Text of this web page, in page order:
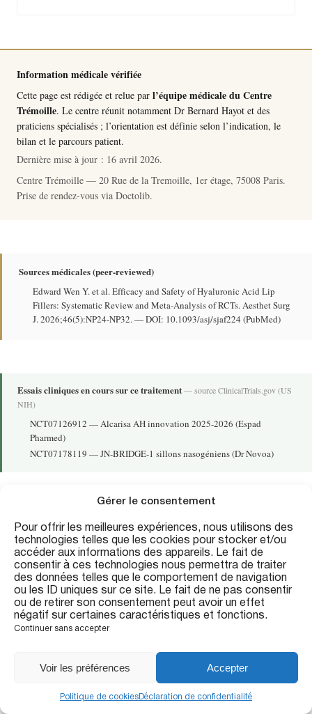
Gérer le consentement
Pour offrir les meilleures expériences, nous utilisons des
technologies telles que les cookies pour stocker et/ou
accéder aux informations des appareils. Le fait de
consentir à ces technologies nous permettra de traiter
des données telles que le comportement de navigation
ou les ID uniques sur ce site. Le fait de ne pas consentir
ou de retirer son consentement peut avoir un effet
négatif sur certaines caractéristiques et fonctions.
Continuer sans accepter
Accepter
Voir les préférences
Politique de cookies Déclaration de confidentialité
Information médicale vérifiée
Cette page est rédigée et relue par l’équipe médicale du Centre
Trémoille. Le centre réunit notamment Dr Bernard Hayot et des
praticiens spécialisés ; l’orientation est définie selon l’indication, le
bilan et le parcours patient.
Dernière mise à jour : 16 avril 2026.
Centre Trémoille — 20 Rue de la Tremoille, 1er étage, 75008 Paris.
Prise de rendez-vous via Doctolib.
Sources médicales (peer-reviewed)
Edward Wen Y. et al. Efficacy and Safety of Hyaluronic Acid Lip
Fillers: Systematic Review and Meta-Analysis of RCTs. Aesthet Surg
J. 2026;46(5):NP24-NP32. —DOI: 10.1093/asj/sjaf224 (PubMed)
Essais cliniques en cours sur ce traitement— sourceClinicalTrials.gov(US
NIH)
NCT07126912 — Alcarisa AH innovation 2025-2026 (Espad
Pharmed)
NCT07178119 — JN-BRIDGE-1 sillons nasogéniens (Dr Novoa)
20 Rue de la Tremoille, 1er étage, 75008 Paris
01 40 06 07 96
contact@esthetique-tremoille.com
Appeler RDV Message